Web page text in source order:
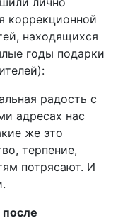
коррекционной
находящихся
годы подарки
радость с
адресах нас
же это
терпение,
потрясают. И